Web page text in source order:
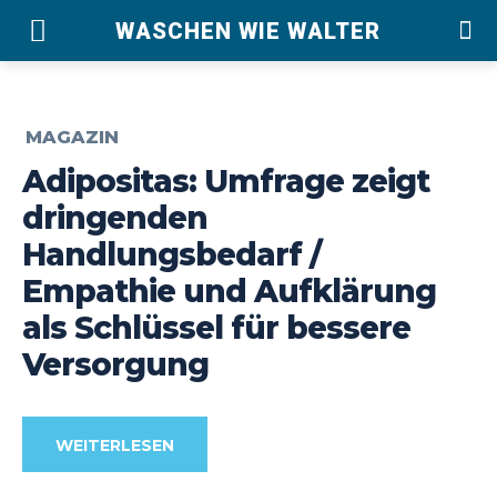
WASCHEN WIE WALTER
MAGAZIN
Adipositas: Umfrage zeigt
dringenden
Handlungsbedarf /
Empathie und Aufklärung
als Schlüssel für bessere
Versorgung
WEITERLESEN